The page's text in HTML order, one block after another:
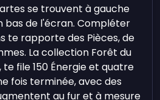
se trouvent à gauche
bas de l'écran. Compléter
te rapporte des Pièces, de
La collection Forêt du
file 150 Énergie et quatre
fois terminée, avec des
au fur et à mesure